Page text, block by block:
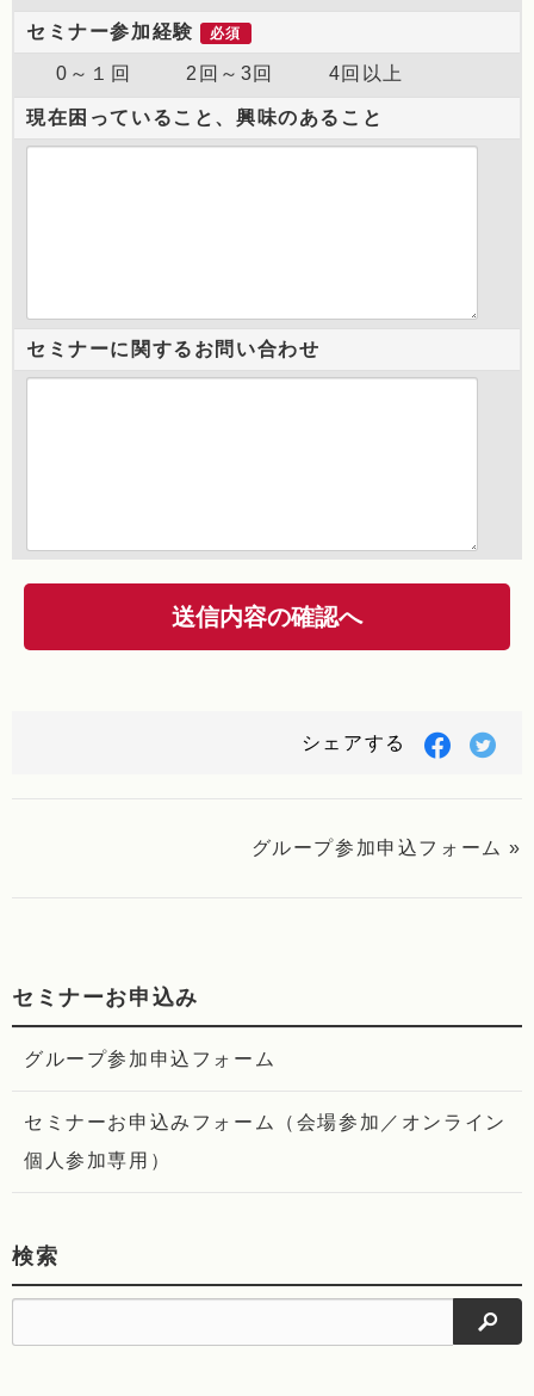
セミナー参加経験 必須
0～１回 2回～3回 4回以上
現在困っていること、興味のあること
セミナーに関するお問い合わせ
シェアする
で
す
す
グループ参加申込フォーム »
セミナーお申込み
グループ参加申込フォーム
セミナーお申込みフォーム（会場参加／オンライン
個人参加専用）
検索
検索